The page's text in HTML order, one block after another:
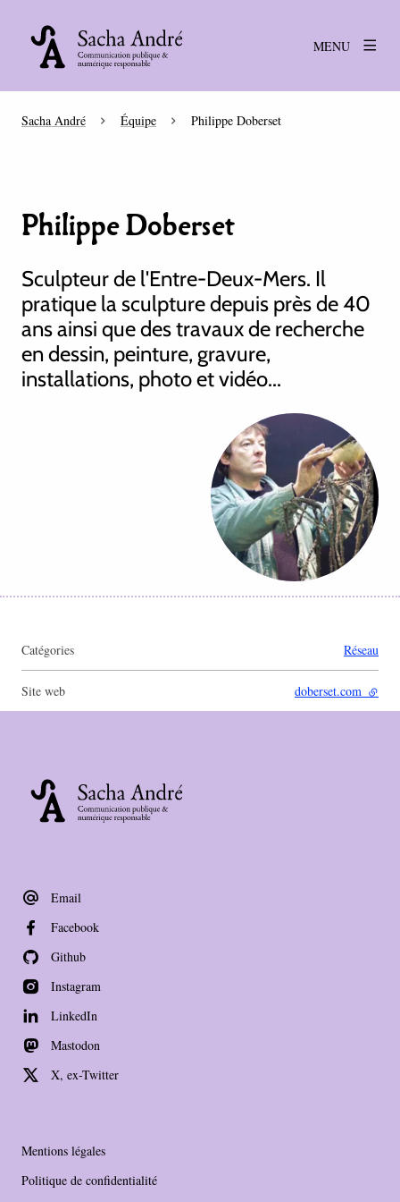
MENU
Sacha André Équipe Philippe Doberset
Philippe Doberset
Sculpteur de l'Entre-Deux-Mers. Il
pratique la sculpture depuis près de 40
ans ainsi que des travaux de recherche
en dessin, peinture, gravure,
installations, photo et vidéo...
Agrandir
Catégories Réseau
Site web doberset.com - lien
Email
Facebook
Github
Instagram
LinkedIn
Mastodon
X, ex-Twitter
Mentions légales
Politique de confidentialité